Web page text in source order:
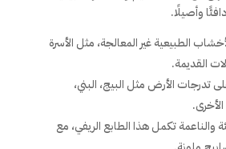
وأصيلًا.
الطبيعية غير المعالجة، مثل الأسرة
القديمة.
تدرجات الأرض مثل البيج، البني،
الأخرى.
والناعمة تكمل هذا الطابع الريفي، مع